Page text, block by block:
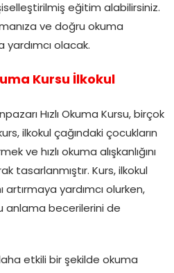
eğitim alabilirsiniz.
ve doğru okuma
yardımcı olacak.
Kursu İlkokul
Hızlı Okuma Kursu, birçok
ilkokul çağındaki çocukların
ve hızlı okuma alışkanlığını
tasarlanmıştır. Kurs, ilkokul
artırmaya yardımcı olurken,
anlama becerilerini de
etkili bir şekilde okuma